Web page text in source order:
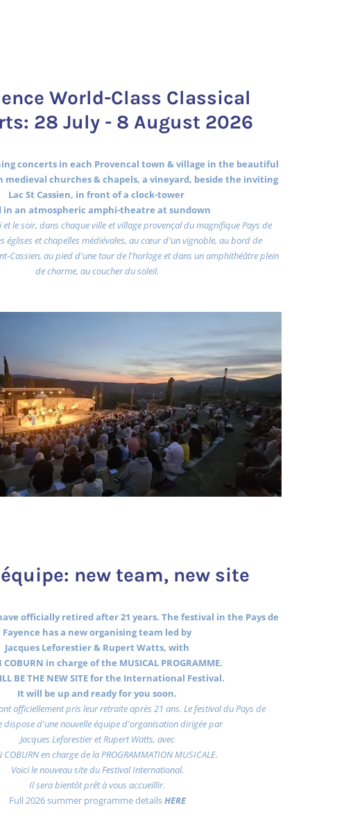
World-Class Classical
28 July - 8 August 2026
concerts in each Provencal town & village in the beautiful
medieval churches & chapels, a vineyard, beside the inviting
Lac St Cassien, in front of a clock-tower
in an atmospheric amphi-theatre at sundown
et le soir, dans chaque ville et village provençal du magnifique Pays de
églises et chapelles médiévales, au cœur d'un vignoble, au bord de
Cassien, au pied d'une tour de l'horloge et dans un amphithéâtre plein
de charme, au coucher du soleil.
new team, new site
officially retired after 21 years. The festival in the Pays de
Fayence has a new organising team led by
Jacques Leforestier & Rupert Watts, with
COBURN in charge of the MUSICAL PROGRAMME.
BE THE NEW SITE for the International Festival.
It will be up and ready for you soon.
officiellement pris leur retraite après 21 ans. Le festival du Pays de
dispose d'une nouvelle équipe d'organisation dirigée par
Jacques Leforestier et Rupert Watts, avec
COBURN en charge de la PROGRAMMATION MUSICALE.
Voici le nouveau site du Festival International.
Il sera bientôt prêt à vous accueillir.
Full 2026 summer programme detailsHERE